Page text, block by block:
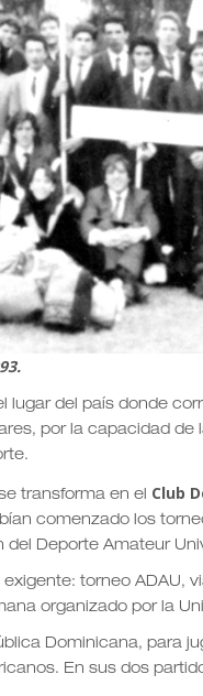
del país donde
por la capacidad
transforma en el Club
comenzado los
Deporte Amateur
torneo ADAU,
organizado por la
Dominicana, para
En sus dos